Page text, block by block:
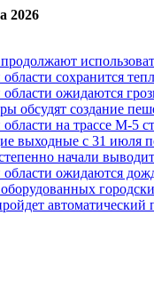
2026
сохранится
ожидаются
обсудят создание
на трассе М-5
выходные с 31 июля
начали
ожидаются